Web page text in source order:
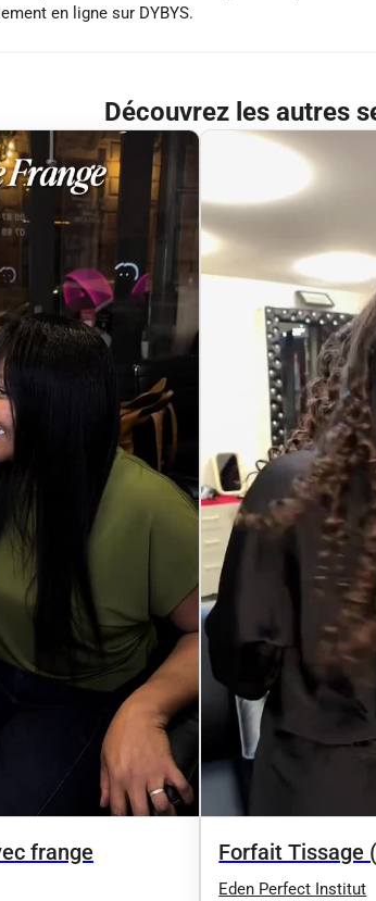
en ligne sur DYBYS.
Découvrez les autres
frange Forfait Tissage
Eden Perfect Institut